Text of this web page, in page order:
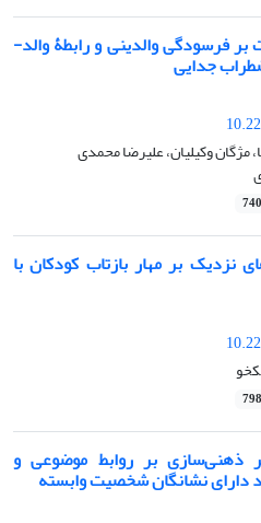
فرسودگی والدینی و رابطۀ والد-
جدایی
وکیلیان، علیرضا محمدی
نزدیک بر مهار بازتاب کودکان با
ذهنی‌سازی بر روابط موضوعی و
دارای نشانگان شخصیت وابسته